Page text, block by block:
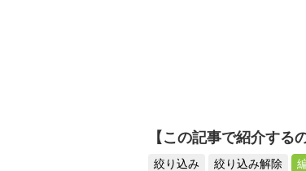
【この記事で紹介する
絞り込み 絞り込み解除